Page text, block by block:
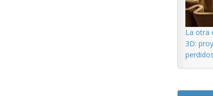
La otra
3D:
perdidos